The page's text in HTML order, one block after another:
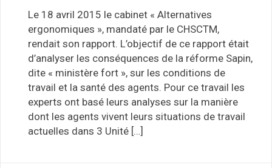
Le 18 avril 2015 le cabinet « Alternatives
ergonomiques », mandaté par le CHSCTM,
rendait son rapport. L’objectif de ce rapport était
d’analyser les conséquences de la réforme Sapin,
dite « ministère fort », sur les conditions de
travail et la santé des agents. Pour ce travail les
experts ont basé leurs analyses sur la manière
dont les agents vivent leurs situations de travail
actuelles dans 3 Unité […]